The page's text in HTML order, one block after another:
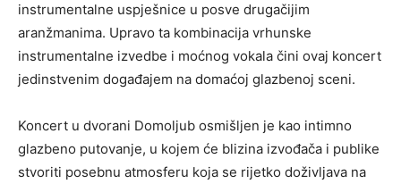
instrumentalne uspješnice u posve drugačijim
aranžmanima. Upravo ta kombinacija vrhunske
instrumentalne izvedbe i moćnog vokala čini ovaj koncert
jedinstvenim događajem na domaćoj glazbenoj sceni.
Koncert u dvorani Domoljub osmišljen je kao intimno
glazbeno putovanje, u kojem će blizina izvođača i publike
stvoriti posebnu atmosferu koja se rijetko doživljava na